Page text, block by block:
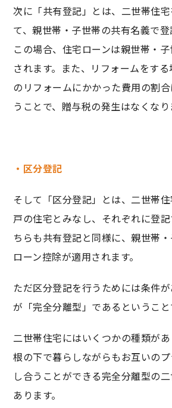
次に「共有登記」とは、二世帯住
て、親世帯・子世帯の共有名義で登
この場合、住宅ローンは親世帯・
されます。また、リフォームをす
のリフォームにかかった費用の割
うことで、贈与税の発生はなくなり
・区分登記
そして「区分登記」とは、二世帯
戸の住宅とみなし、それぞれに登
ちらも共有登記と同様に、親世帯
ローン控除が適用されます。
ただ区分登記を行うためには条件
が「完全分離型」であるということ
二世帯住宅にはいくつかの種類が
根の下で暮らしながらもお互いの
し合うことができる完全分離型の
あります。